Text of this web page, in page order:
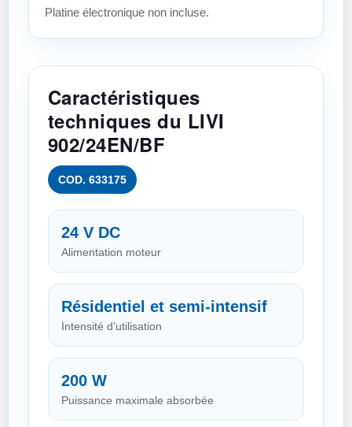
Platine électronique non incluse.
Caractéristiques
techniques du LIVI
902/24EN/BF
COD. 633175
24 V DC
Alimentation moteur
Résidentiel et semi-intensif
Intensité d’utilisation
200 W
Puissance maximale absorbée